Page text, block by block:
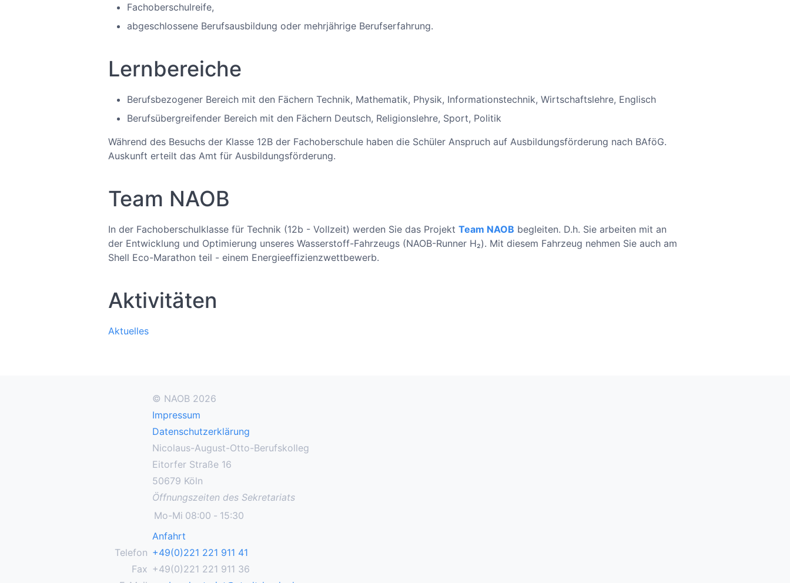
Fachoberschulreife,
abgeschlossene Berufsausbildung oder mehrjährige Berufserfahrung.
Lernbereiche
Berufsbezogener Bereich mit den Fächern Technik, Mathematik, Physik, Informationstechnik, Wirtschaftslehre, Englisch
Berufsübergreifender Bereich mit den Fächern Deutsch, Religionslehre, Sport, Politik
Während des Besuchs der Klasse 12B der Fachoberschule haben die Schüler Anspruch auf Ausbildungsförderung nach BAföG.
Auskunft erteilt das Amt für Ausbildungsförderung.
Team NAOB
In der Fachoberschulklasse für Technik (12b - Vollzeit) werden Sie das Projekt Team NAOB begleiten. D.h. Sie arbeiten mit an
der Entwicklung und Optimierung unseres Wasserstoff-Fahrzeugs (NAOB-Runner H₂). Mit diesem Fahrzeug nehmen Sie auch am
Shell Eco-Marathon teil - einem Energieeffizienzwettbewerb.
Aktivitäten
Aktuelles
© NAOB 2026
Impressum
Datenschutzerklärung
Nicolaus-August-Otto-Berufskolleg
Eitorfer Straße 16
50679 Köln
Öffnungszeiten des Sekretariats
Mo-Mi 08:00 - 15:30
Anfahrt
Telefon +49(0)221 221 911 41
Fax +49(0)221 221 911 36